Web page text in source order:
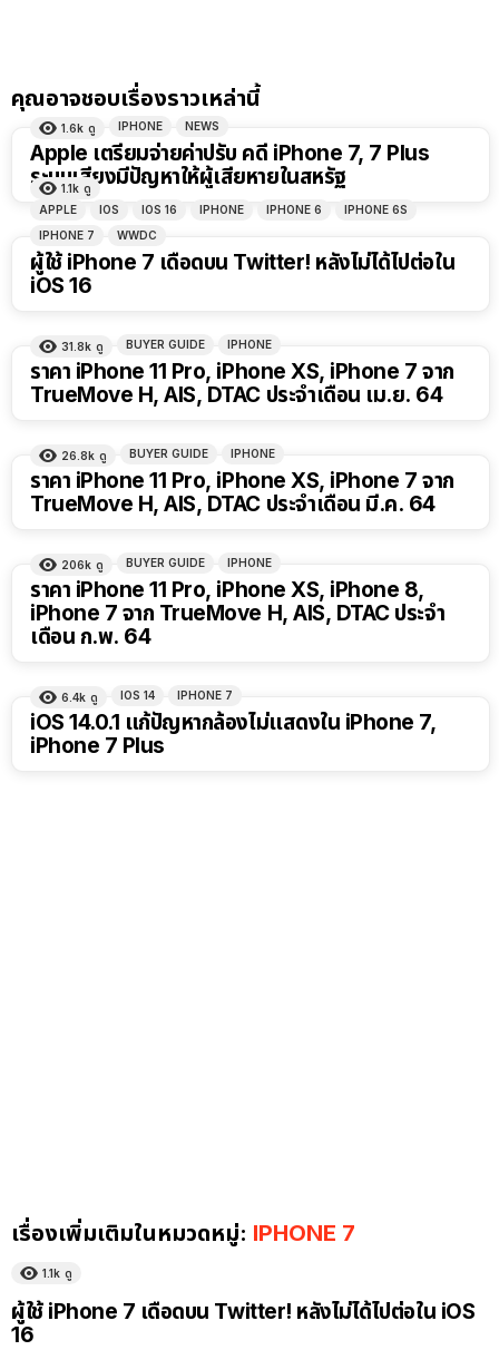
คุณอาจชอบเรื่องราวเหล่านี้
1.6k ดู IPHONE NEWS
Apple เตรียมจ่ายค่าปรับ คดี iPhone 7, 7 Plus
ระบบเสียงมีปัญหาให้ผู้เสียหายในสหรัฐ
1.1k ดู
APPLE
IOS IOS 16 IPHONE IPHONE 6
IPHONE 6S
IPHONE 7
WWDC
ผู้ใช้ iPhone 7 เดือดบน Twitter! หลังไม่ได้ไปต่อใน
iOS 16
31.8k ดู BUYER GUIDE IPHONE
ราคา iPhone 11 Pro, iPhone XS, iPhone 7 จาก
TrueMove H, AIS, DTAC ประจำเดือน เม.ย. 64
26.8k ดู BUYER GUIDE IPHONE
ราคา iPhone 11 Pro, iPhone XS, iPhone 7 จาก
TrueMove H, AIS, DTAC ประจำเดือน มี.ค. 64
206k ดู BUYER GUIDE IPHONE
ราคา iPhone 11 Pro, iPhone XS, iPhone 8,
iPhone 7 จาก TrueMove H, AIS, DTAC ประจำ
เดือน ก.พ. 64
6.4k ดู IOS 14 IPHONE 7
iOS 14.0.1 แก้ปัญหากล้องไม่แสดงใน iPhone 7,
iPhone 7 Plus
เรื่องเพิ่มเติมในหมวดหมู่: IPHONE 7
1.1k ดู
ผู้ใช้ iPhone 7 เดือดบน Twitter! หลังไม่ได้ไปต่อใน iOS
16